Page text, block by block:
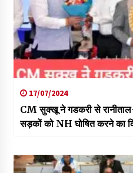
17/07/2024
CM सुक्खू ने गडकरी से
सड़कों को NH घोषित करने का